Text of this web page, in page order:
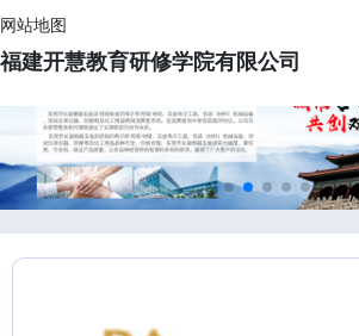
网站地图
福建开慧教育研修学院有限公司